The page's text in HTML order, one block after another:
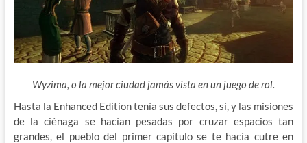
Wyzima, o la mejor ciudad jamás vista en un juego de rol.
Hasta la Enhanced Edition tenía sus defectos, sí, y las misiones
de la ciénaga se hacían pesadas por cruzar espacios tan
grandes, el pueblo del primer capítulo se te hacía cutre en